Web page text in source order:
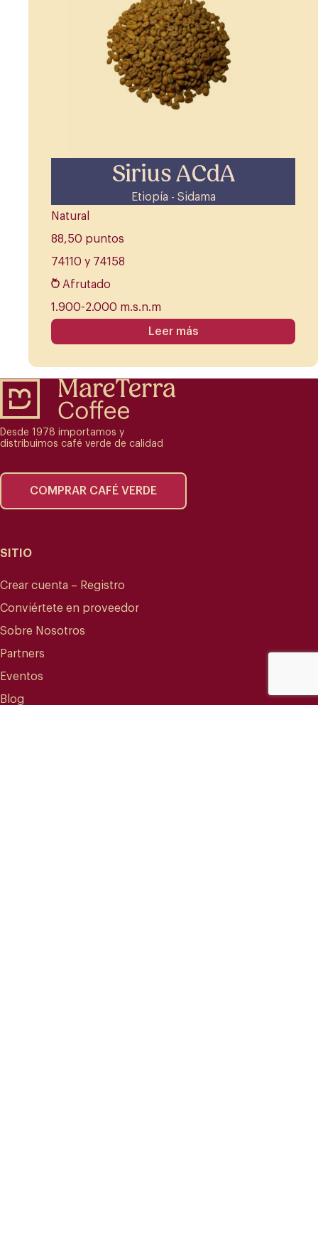
Sirius ACdA
Etiopía - Sidama
Natural
88,50 puntos
74110 y 74158
Afrutado
1.900-2.000 m.s.n.m
Leer más
Desde 1978 importamos y
distribuimos café verde de calidad
COMPRAR CAFÉ VERDE
SITIO
Crear cuenta – Registro
Conviértete en proveedor
Sobre Nosotros
Partners
Eventos
Blog